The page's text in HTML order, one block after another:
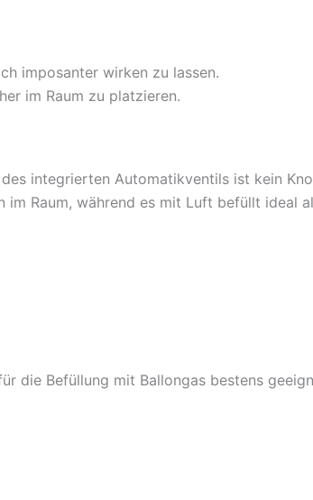
imposanter wirken zu lassen.
im Raum zu platzieren.
integrierten Automatikventils ist kein
Raum, während es mit Luft befüllt ideal
die Befüllung mit Ballongas bestens